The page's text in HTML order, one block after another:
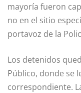
mayoría fueron
no en el sitio
portavoz de la
Los detenidos
Público, donde se
correspondiente.